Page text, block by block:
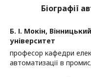
Біографії
Б. І. Мокін,
університет
професор кафедри
автоматизації в